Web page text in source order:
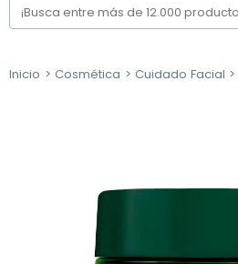
Inicio Cosmética Cuidado Facial